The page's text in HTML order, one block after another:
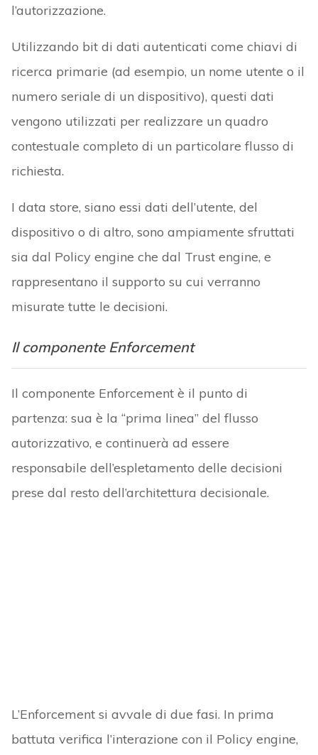
l’autorizzazione.
Utilizzando bit di dati autenticati come chiavi di
ricerca primarie (ad esempio, un nome utente o il
numero seriale di un dispositivo), questi dati
vengono utilizzati per realizzare un quadro
contestuale completo di un particolare flusso di
richiesta.
I data store, siano essi dati dell’utente, del
dispositivo o di altro, sono ampiamente sfruttati
sia dal Policy engine che dal Trust engine, e
rappresentano il supporto su cui verranno
misurate tutte le decisioni.
Il componente Enforcement
Il componente Enforcement è il punto di
partenza: sua è la “prima linea” del flusso
autorizzativo, e continuerà ad essere
responsabile dell’espletamento delle decisioni
prese dal resto dell’architettura decisionale.
L’Enforcement si avvale di due fasi. In prima
battuta verifica l’interazione con il Policy engine,